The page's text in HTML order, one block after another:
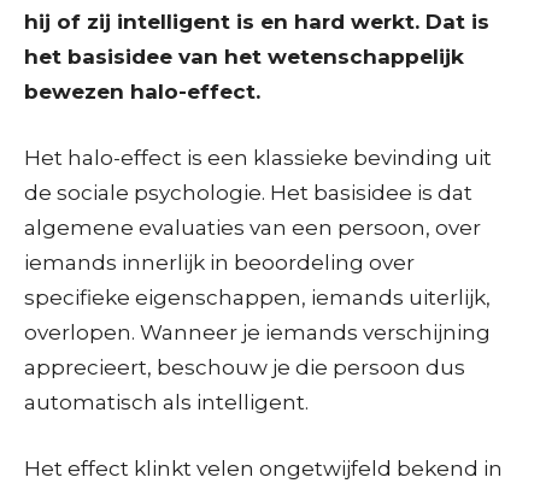
hij of zij intelligent is en hard werkt. Dat is
het basisidee van het wetenschappelijk
bewezen halo-effect.
Het halo-effect is een klassieke bevinding uit
de sociale psychologie. Het basisidee is dat
algemene evaluaties van een persoon, over
iemands innerlijk in beoordeling over
specifieke eigenschappen, iemands uiterlijk,
overlopen. Wanneer je iemands verschijning
apprecieert, beschouw je die persoon dus
automatisch als intelligent.
Het effect klinkt velen ongetwijfeld bekend in